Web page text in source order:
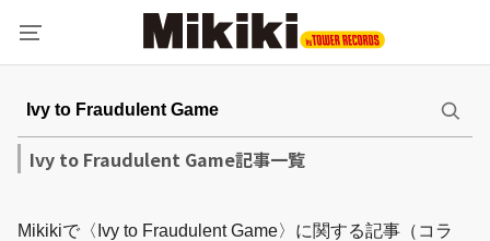
Ivy to Fraudulent Game記事一覧
Mikikiで〈Ivy to Fraudulent Game〉に関する記事（コラ